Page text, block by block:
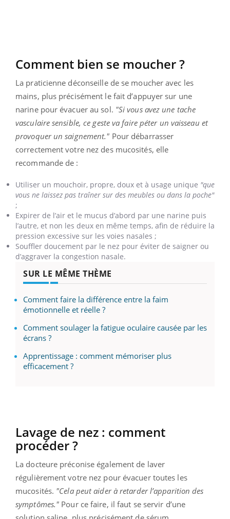
Comment bien se moucher ?
La praticienne déconseille de se moucher avec les
mains, plus précisément le fait d’appuyer sur une
narine pour évacuer au sol. "Si vous avez une tache
vasculaire sensible, ce geste va faire péter un vaisseau et
provoquer un saignement." Pour débarrasser
correctement votre nez des mucosités, elle
recommande de :
Utiliser un mouchoir, propre, doux et à usage unique "que
vous ne laissez pas traîner sur des meubles ou dans la poche"
;
Expirer de l’air et le mucus d’abord par une narine puis
l’autre, et non les deux en même temps, afin de réduire la
pression excessive sur les voies nasales ;
Souffler doucement par le nez pour éviter de saigner ou
d’aggraver la congestion nasale.
SUR LE MÊME THÈME
Comment faire la différence entre la faim
émotionnelle et réelle ?
Comment soulager la fatigue oculaire causée par les
écrans ?
Apprentissage : comment mémoriser plus
efficacement ?
Lavage de nez : comment
procéder ?
La docteure préconise également de laver
régulièrement votre nez pour évacuer toutes les
mucosités. "Cela peut aider à retarder l’apparition des
symptômes." Pour ce faire, il faut se servir d’une